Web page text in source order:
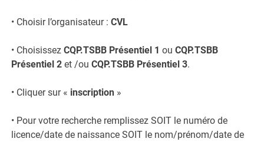
• Choisir l’organisateur :CVL
• ChoisissezCQP.TSBB Présentiel 1 ouCQP.TSBB
Présentiel 2 et /ouCQP.TSBB Présentiel 3.
• Cliquer sur « inscription »
• Pour votre recherche remplissez SOIT le numéro de
licence/date de naissance SOIT le nom/prénom/date de